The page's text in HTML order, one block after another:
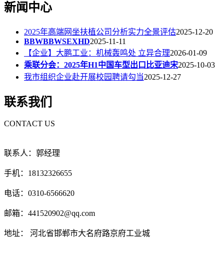
新闻中心
2025年高端网坐扶植公司分析实力全景评估2025-12-20
BBWBBWSEXHD2025-11-11
【企业】大鹏工业：机械轰鸣处 立异合理2026-01-09
乘联分会：2025年H1中国车型出口比亚迪宋2025-10-03
我市组织企业赴开展校园聘请勾当2025-12-27
联系我们
CONTACT US
联系人：郭经理
手机：18132326655
电话：0310-6566620
邮箱：441520902@qq.com
地址： 河北省邯郸市大名府路京府工业城